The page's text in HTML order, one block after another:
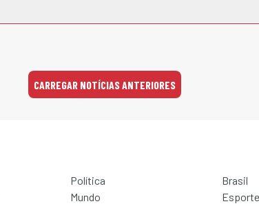
CARREGAR NOTÍCIAS ANTERIORES
Política
Brasil
Mundo
Esporte